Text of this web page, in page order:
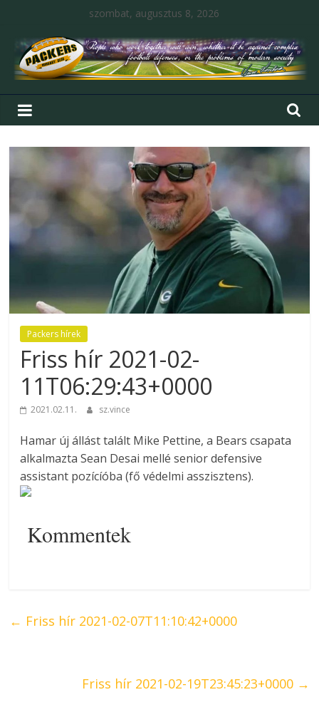
szombat, augusztus 8, 2026
Packers hírek
Friss hír 2021-02-
11T06:29:43+0000
2021.02.11. sz.vince
Hamar új állást talált Mike Pettine, a Bears csapata
alkalmazta Sean Desai mellé senior defensive
assistant pozícíóba (fő védelmi asszisztens).
Kommentek
← Friss hír 2021-02-07T11:10:42+0000
Friss hír 2021-02-19T23:45:23+0000 →